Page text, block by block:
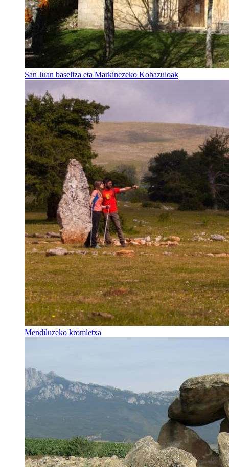
San Juan baseliza eta Markinezeko Kobazuloak
Mendiluzeko kromletxa